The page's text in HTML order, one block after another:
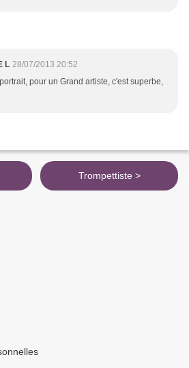
L 28/07/2013 20:52
pour un Grand artiste, c'est superbe,
Trompettiste >